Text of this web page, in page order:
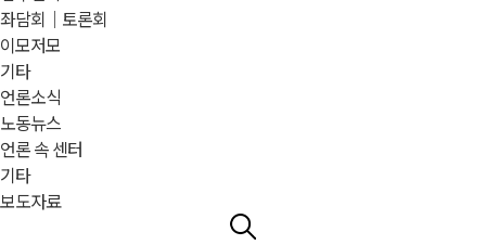
좌담회｜토론회
이모저모
기타
언론소식
노동뉴스
언론 속 센터
기타
보도자료